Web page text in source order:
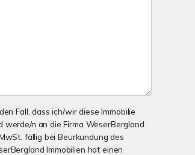
Fall, dass ich/wir diese Immobilie
n an die Firma WeserBergland
fällig bei Beurkundung des
Immobilien hat einen